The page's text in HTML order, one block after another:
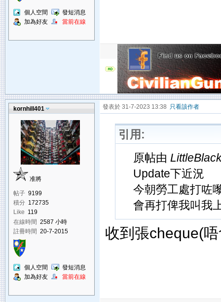
個人空間
發短消息
加為好友
當前在線
kornhill401
准將
帖子 9199
積分 172735
Like 119
在線時間 2587 小時
註冊時間 20-7-2015
個人空間
發短消息
加為好友
當前在線
發表於 31-7-2023 13:38 只看該作者
引用:
原帖由
Update下近況
今朝勞工處打咗
會再打俾我叫我
收到張cheque(